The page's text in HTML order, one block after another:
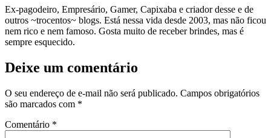
Ex-pagodeiro, Empresário, Gamer, Capixaba e criador desse e de
outros ~trocentos~ blogs. Está nessa vida desde 2003, mas não ficou
nem rico e nem famoso. Gosta muito de receber brindes, mas é
sempre esquecido.
Deixe um comentário
O seu endereço de e-mail não será publicado. Campos obrigatórios
são marcados com *
Comentário *